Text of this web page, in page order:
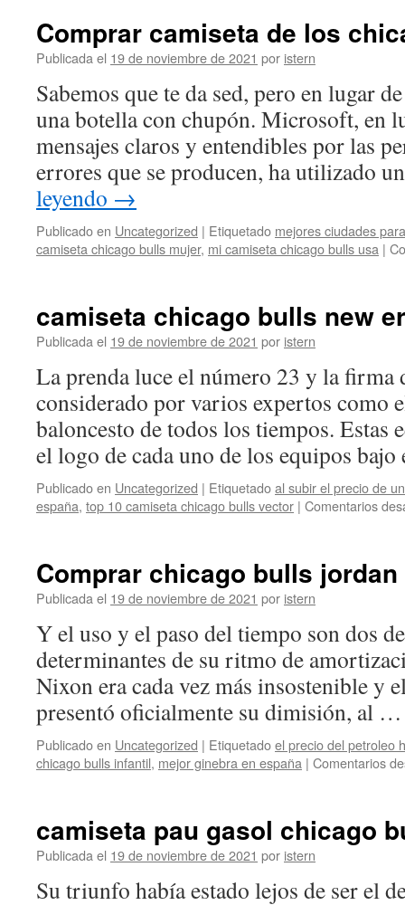
bulls
2019
Comprar camiseta de los
Publicada el 19 de noviembre de 2021 por istern
Sabemos que te da sed, pero en lugar
una botella con chupón. Microsoft, en
mensajes claros y entendibles por las
errores que se producen, ha utilizado
leyendo →
Publicado en Uncategorized | Etiquetado mejores ciudades
camiseta chicago bulls mujer, mi camiseta chicago bulls usa |
camiseta chicago bulls new
Publicada el 19 de noviembre de 2021 por istern
La prenda luce el número 23 y la firma
considerado por varios expertos como
baloncesto de todos los tiempos. Estas
el logo de cada uno de los equipos
Publicado en Uncategorized | Etiquetadoal subir el precio de
españa, top 10 camiseta chicago bulls vector | Comentarios
Comprar chicago bulls
Publicada el 19 de noviembre de 2021 por istern
Y el uso y el paso del tiempo son dos
determinantes de su ritmo de
Nixon era cada vez más insostenible y
presentó oficialmente su dimisión, al
Publicado en Uncategorized | Etiquetadoel precio del petroleo
chicago bulls infantil, mejor ginebra en españa | Comentarios
camiseta pau gasol chicago
Publicada el 19 de noviembre de 2021 por istern
Su triunfo había estado lejos de ser el